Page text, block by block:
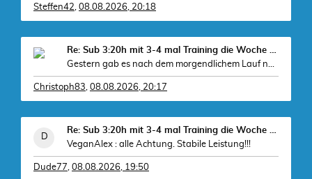
Steffen42, 08.08.2026, 20:18
Re: Sub 3:20h mit 3-4 mal Training die Woche machb
Gestern gab es nach dem morgendlichem Lauf noch
Christoph83, 08.08.2026, 20:17
Re: Sub 3:20h mit 3-4 mal Training die Woche machb
VeganAlex : alle Achtung. Stabile Leistung!!!
Dude77, 08.08.2026, 19:50